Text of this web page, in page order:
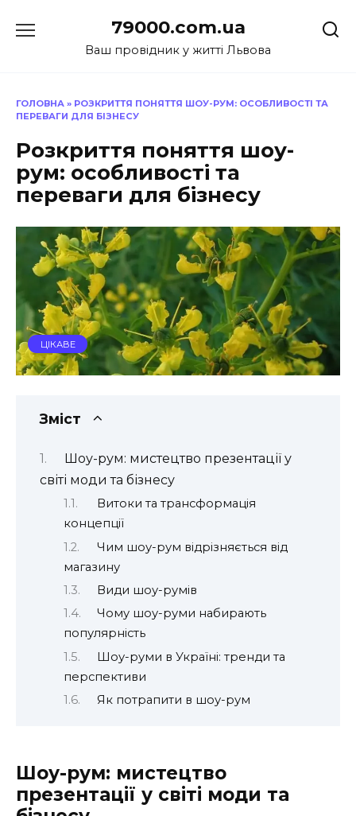
до
79000.com.ua
Ваш провідник у житті Львова
ГОЛОВНА » РОЗКРИТТЯ ПОНЯТТЯ ШОУ-РУМ: ОСОБЛИВОСТІ ТА
ПЕРЕВАГИ ДЛЯ БІЗНЕСУ
Розкриття поняття шоу-
рум: особливості та
переваги для бізнесу
ЦІКАВЕ
Зміст
Шоу-рум: мистецтво презентації у
світі моди та бізнесу
Витоки та трансформація
концепції
Чим шоу-рум відрізняється від
магазину
Види шоу-румів
Чому шоу-руми набирають
популярність
Шоу-руми в Україні: тренди та
перспективи
Як потрапити в шоу-рум
Шоу-рум: мистецтво
презентації у світі моди та